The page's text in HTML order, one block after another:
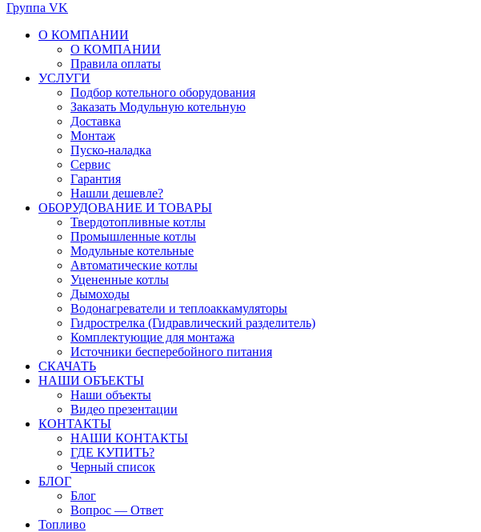
Группа VK
О КОМПАНИИ
О КОМПАНИИ
Правила оплаты
УСЛУГИ
Подбор котельного оборудования
Заказать Модульную котельную
Доставка
Монтаж
Пуско-наладка
Сервис
Гарантия
Нашли дешевле?
ОБОРУДОВАНИЕ И ТОВАРЫ
Твердотопливные котлы
Промышленные котлы
Модульные котельные
Автоматические котлы
Уцененные котлы
Дымоходы
Водонагреватели и теплоаккамуляторы
Гидрострелка (Гидравлический разделитель)
Комплектующие для монтажа
Источники бесперебойного питания
СКАЧАТЬ
НАШИ ОБЪЕКТЫ
Наши объекты
Видео презентации
КОНТАКТЫ
НАШИ КОНТАКТЫ
ГДЕ КУПИТЬ?
Черный список
БЛОГ
Блог
Вопрос — Ответ
Топливо